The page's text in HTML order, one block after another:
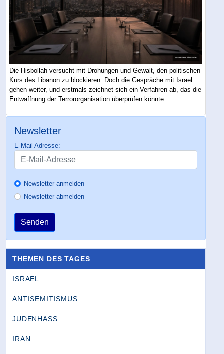
Die Hisbollah versucht mit Drohungen und Gewalt, den politischen
Kurs des Libanon zu blockieren. Doch die Gespräche mit Israel
gehen weiter, und erstmals zeichnet sich ein Verfahren ab, das die
Entwaffnung der Terrororganisation überprüfen könnte....
Newsletter
E-Mail Adresse:
Newsletter anmelden
Newsletter abmelden
Senden
THEMEN DES TAGES
ISRAEL
ANTISEMITISMUS
JUDENHASS
IRAN